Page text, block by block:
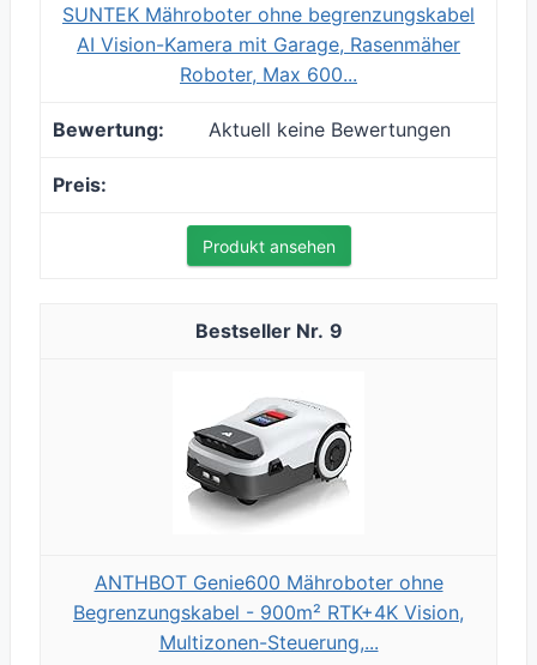
SUNTEK Mähroboter ohne begrenzungskabel
AI Vision-Kamera mit Garage, Rasenmäher
Roboter, Max 600...
Aktuell keine Bewertungen
Produkt ansehen
9
​ANTHBOT Genie600 Mähroboter ohne
Begrenzungskabel - 900m² RTK+4K Vision,
Multizonen-Steuerung,...